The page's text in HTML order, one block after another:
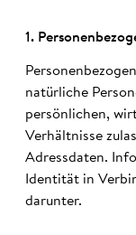
1.
natürliche
persönlichen,
Verhältnisse
Adressdaten.
Identität in
darunter.